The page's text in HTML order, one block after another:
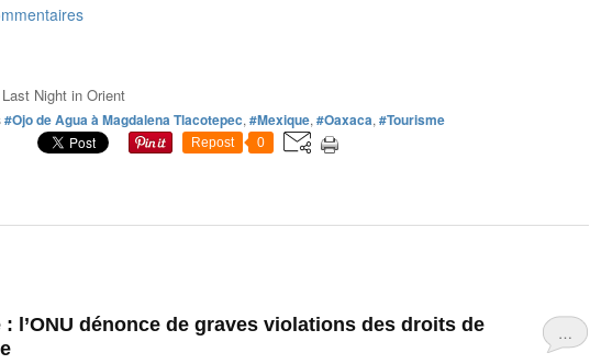
Last Night in Orient
#Ojo de Agua à Magdalena Tlacotepec, #Mexique, #Oaxaca, #Tourisme
Repost 0
…
: l’ONU dénonce de graves violations des droits de